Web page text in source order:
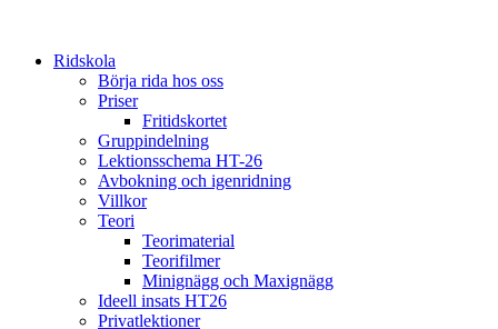
Ridskola
Börja rida hos oss
Priser
Fritidskortet
Gruppindelning
Lektionsschema HT-26
Avbokning och igenridning
Villkor
Teori
Teorimaterial
Teorifilmer
Minignägg och Maxignägg
Ideell insats HT26
Privatlektioner